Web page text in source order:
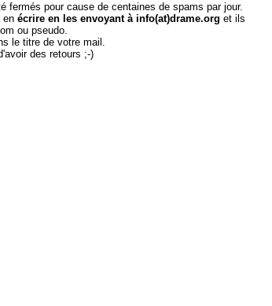
fermés pour cause de centaines de spams par jour.
en écrire en les envoyant à info(at)drame.org et ils
ou pseudo.
le titre de votre mail.
des retours ;-)